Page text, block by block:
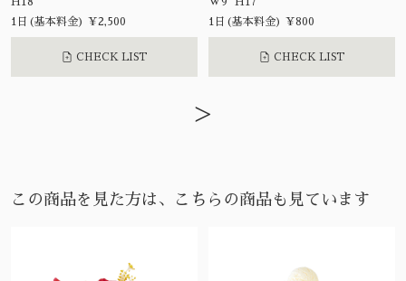
1日(基本料金) ¥2,500
CHECK LIST
1日(基本料金) ¥800
CHECK LIST
>
この商品を見た方は、こちらの商品も見ています